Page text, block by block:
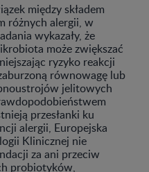
między składem
różnych alergii, w
wykazały, że
może zwiększać
ryzyko reakcji
równowagę lub
jelitowych
przesłanki ku
alergii, Europejska
Klinicznej nie
za ani przeciw
probiotyków,